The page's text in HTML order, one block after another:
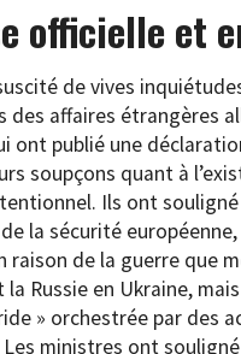
officielle et
de vives
des affaires étrangères
ont publié une
soupçons quant à
Ils ont souligné
la sécurité européenne,
raison de la guerre que
Russie en Ukraine,
» orchestrée par des
ministres ont